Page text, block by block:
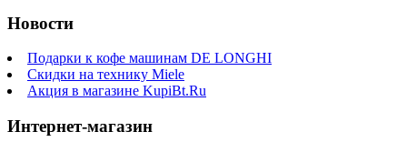
Новости
Подарки к кофе машинам DE LONGHI
Скидки на технику Miele
Акция в магазине KupiBt.Ru
Интернет-магазин